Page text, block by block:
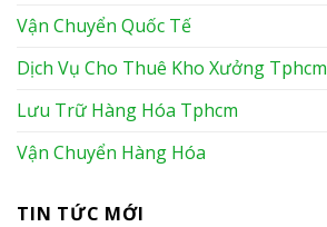
Vận Chuyển Quốc Tế
Dịch Vụ Cho Thuê Kho Xưởng Tphcm
Lưu Trữ Hàng Hóa Tphcm
Vận Chuyển Hàng Hóa
TIN TỨC MỚI